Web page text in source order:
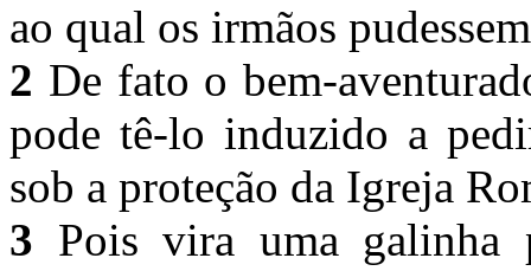
ao qual os irmãos
2 De fato o bem-
pode tê-lo induzido a
sob a proteção da Igreja
3 Pois vira uma galinha